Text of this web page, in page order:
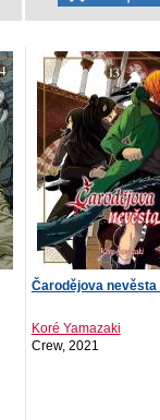
Čarodějova nevěsta
Koré Yamazaki
Crew, 2021